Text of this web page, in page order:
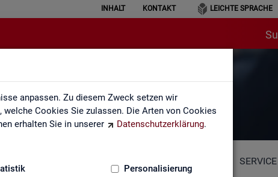
anpassen. Zu diesem Zweck setzen wir
Cookies Sie zulassen. Die Arten von Cookies
erhalten Sie in unserer
Datenschutzerklärung.
Personalisierung
INHALT KONTAKT LEICHTE SPRACHE
Statistik verstehen
SERVICE